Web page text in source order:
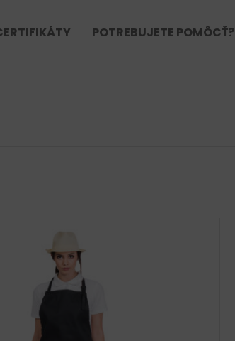
POTREBUJETE POMÔCŤ?